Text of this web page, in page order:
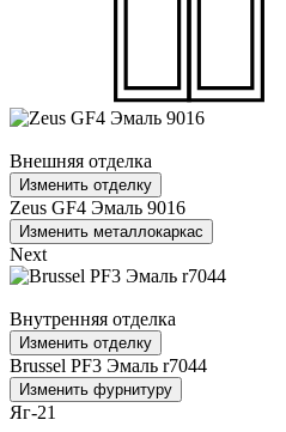
Внешняя отделка
Изменить отделку
Zeus GF4 Эмаль 9016
Изменить металлокаркас
Next
Внутренняя отделка
Изменить отделку
Brussel PF3 Эмаль r7044
Изменить фурнитуру
Яг-21